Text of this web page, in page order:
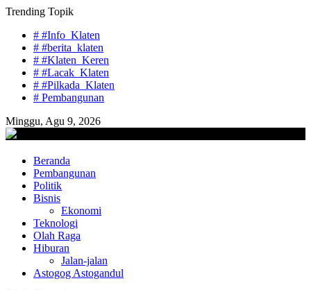
Skip
content
Trending Topik
# #Info_Klaten
# #berita_klaten
# #Klaten_Keren
# #Lacak_Klaten
# #Pilkada_Klaten
# Pembangunan
Minggu, Agu 9, 2026
lacaknews.com
Lacak Gaya Baru
Beranda
Pembangunan
Politik
Bisnis
Ekonomi
Teknologi
Olah Raga
Hiburan
Jalan-jalan
Astogog Astogandul